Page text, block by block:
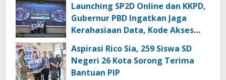
Launching SP2D Online dan KKPD,
Gubernur PBD Ingatkan Jaga
Kerahasiaan Data, Kode Akses
Aspirasi Rico Sia, 259 Siswa SD
Negeri 26 Kota Sorong Terima
Bantuan PIP